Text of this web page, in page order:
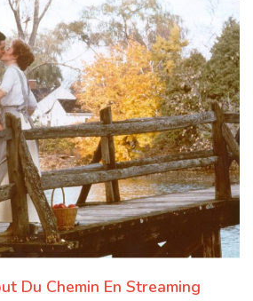
Du Chemin En Streaming